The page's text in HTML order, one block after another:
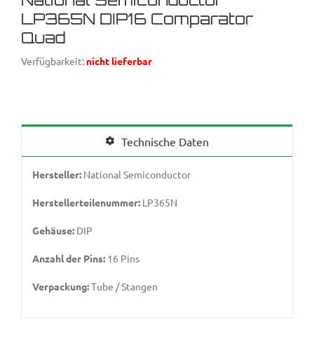
LP365N DIP16 Comparator
Quad
Verfügbarkeit: nicht lieferbar
Technische Daten
Hersteller: National Semiconductor
Herstellerteilenummer: LP365N
Gehäuse: DIP
Anzahl der Pins: 16 Pins
Verpackung:Tube / Stangen